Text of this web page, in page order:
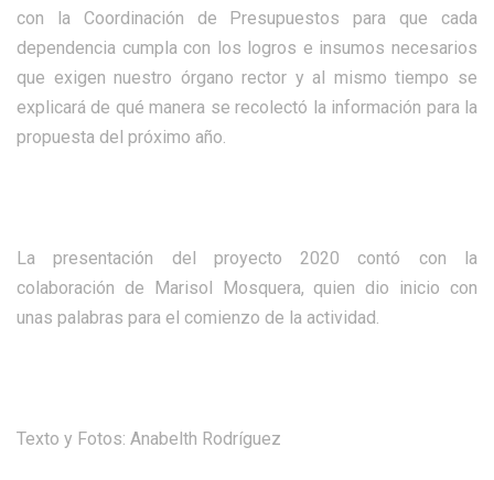
con la Coordinación de Presupuestos para que cada
dependencia cumpla con los logros e insumos necesarios
que exigen nuestro órgano rector y al mismo tiempo se
explicará de qué manera se recolectó la información para la
propuesta del próximo año.
La presentación del proyecto 2020 contó con la
colaboración de Marisol Mosquera, quien dio inicio con
unas palabras para el comienzo de la actividad.
Texto y Fotos: Anabelth Rodríguez